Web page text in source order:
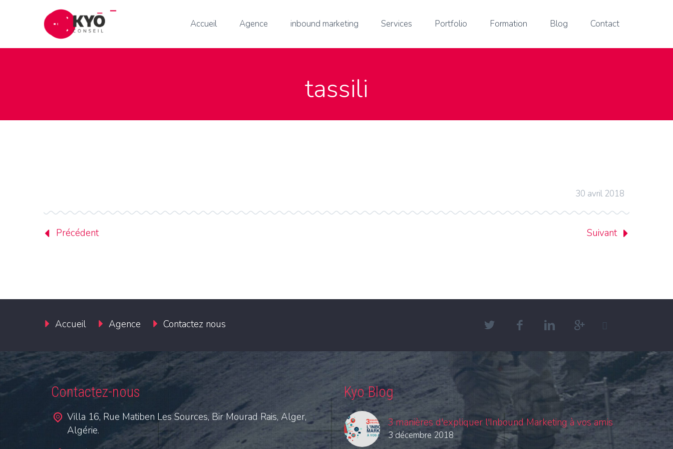
Accueil Agence inbound marketing Services Portfolio Formation Blog Contact
tassili
30 avril 2018
Précédent Suivant
Accueil Agence Contactez nous
Contactez-nous
Villa 16, Rue Matiben Les Sources, Bir Mourad Rais, Alger,
Algérie.
Kyo Blog
3 manières d'expliquer l'Inbound Marketing à vos amis
3 décembre 2018